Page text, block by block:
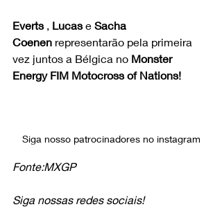
Everts , Lucas e Sacha
Coenen representarão pela primeira
vez juntos a Bélgica no Monster
Energy FIM Motocross of Nations!
Siga nosso patrocinadores no instagram
Fonte:MXGP
Siga nossas redes sociais!